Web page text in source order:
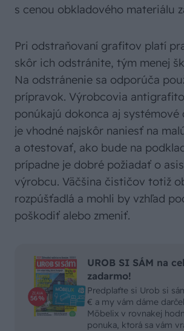
s cenou obkladového materiálu
Pri odstraňovaní grafitov platí
skôr ich odstránite, tým menej
Na odstránenie sa odporúča
prípravok. Výrobcovia
ponúkajú dokonca aj systémové
je vhodné najskôr naniesť na
a otestovať, ako bude na
prípadne je dobré požiadať o
výrobcu. Väčšina čističov totiž
rozpúšťadlá a mohli by vzhľad
poškodiť alebo zmeniť.
UROB SI SÁM na
zadarmo!
Predplaťte si Urob si
€ a my vám dáme
Möbelix v rovnakej
ponuka, ktorá sa vám